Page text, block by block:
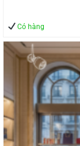
Có hàng